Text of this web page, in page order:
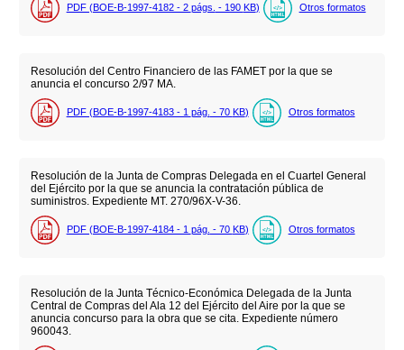
PDF (BOE-B-1997-4182 - 2 págs. - 190 KB) Otros formatos
Resolución del Centro Financiero de las FAMET por la que se
anuncia el concurso 2/97 MA.
PDF (BOE-B-1997-4183 - 1 pág. - 70 KB) Otros formatos
Resolución de la Junta de Compras Delegada en el Cuartel General
del Ejército por la que se anuncia la contratación pública de
suministros. Expediente MT. 270/96X-V-36.
PDF (BOE-B-1997-4184 - 1 pág. - 70 KB) Otros formatos
Resolución de la Junta Técnico-Económica Delegada de la Junta
Central de Compras del Ala 12 del Ejército del Aire por la que se
anuncia concurso para la obra que se cita. Expediente número
960043.